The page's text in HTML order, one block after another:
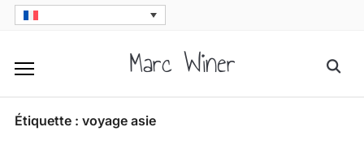
Skip
content
Marc Winer
Étiquette : voyage asie